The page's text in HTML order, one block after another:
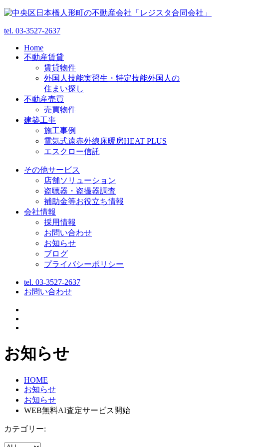
tel. 03-3527-2637
Home
不動産賃貸
賃貸物件
外国人技能実習生・特定技能外国人の
住まい探し
不動産売買
売買物件
建築工事
施工事例
電気式遠赤外線床暖房HEAT PLUS
エスクロー信託
その他サービス
店舗ソリューション
盗聴器・盗撮器調査
補助金等お役立ち情報
会社情報
採用情報
お問い合わせ
お知らせ
ブログ
プライバシーポリシー
tel. 03-3527-2637
お問い合わせ
お知らせ
HOME
お知らせ
お知らせ
WEB無料AI査定サービス開始
カテゴリー: